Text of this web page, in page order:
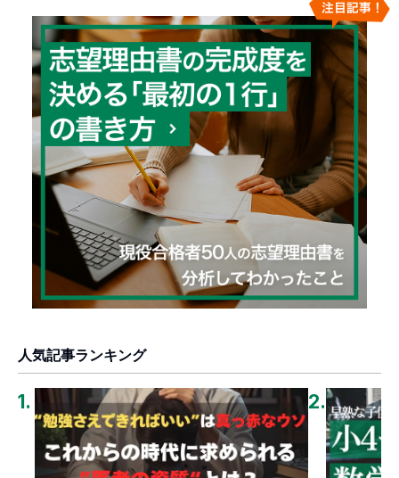
人気記事ランキング
1. 2.